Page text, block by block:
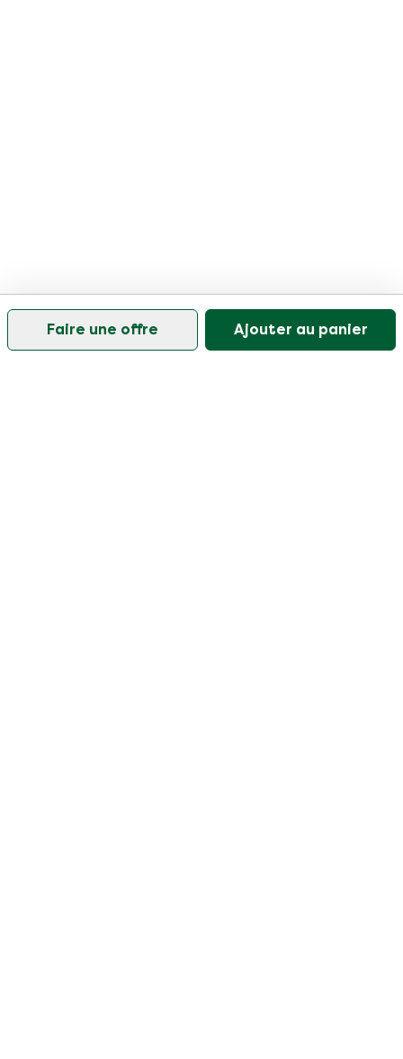
Ajouter au panier
Faire une offre